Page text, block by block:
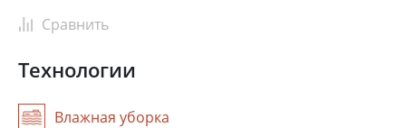
Сравнить
Технологии
Влажная уборка
Тюмень
Красноярск
Самара
Уфа